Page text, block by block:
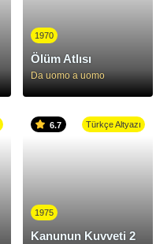
1970
Ölüm Atlısı
Da uomo a uomo
6.7 Türkçe Altyazı
1975
Kanunun Kuvveti 2